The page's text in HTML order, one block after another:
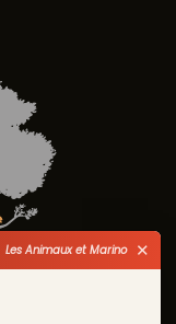
Les Animaux et Marino ✕